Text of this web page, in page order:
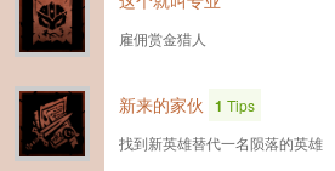
雇佣赏金猎人
新来的家伙 1 Tips
找到新英雄替代一名陨落的英雄